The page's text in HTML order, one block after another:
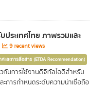
ระเทศไทย ภาพรวมและ
9 recent views
และการสื่อสาร (ETDA Recommendation)
บการใช้งานดิจิทัลไอดีสำหรับ
ะการกำหนดระดับความน่าเชื่อถือ